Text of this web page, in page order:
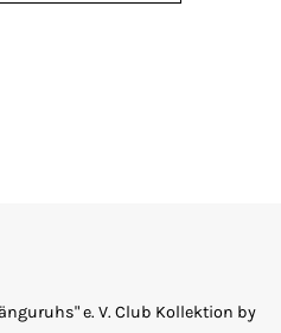
e. V. Club Kollektion by